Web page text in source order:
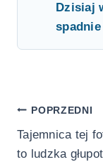
Dzisiaj
wpisu
POPRZEDNI
Tajemnica tej
to ludzka